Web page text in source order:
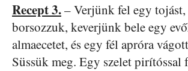
Recept 3.– Verjünk fel egy tojást,
borsozzuk, keverjünk bele egy
almaecetet, és egy fél apróra
Süssük meg. Egy szelet pirítóssal